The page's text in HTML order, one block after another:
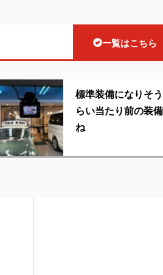
一覧はこちら
標準装備になりそ
らい当たり前の装
ね